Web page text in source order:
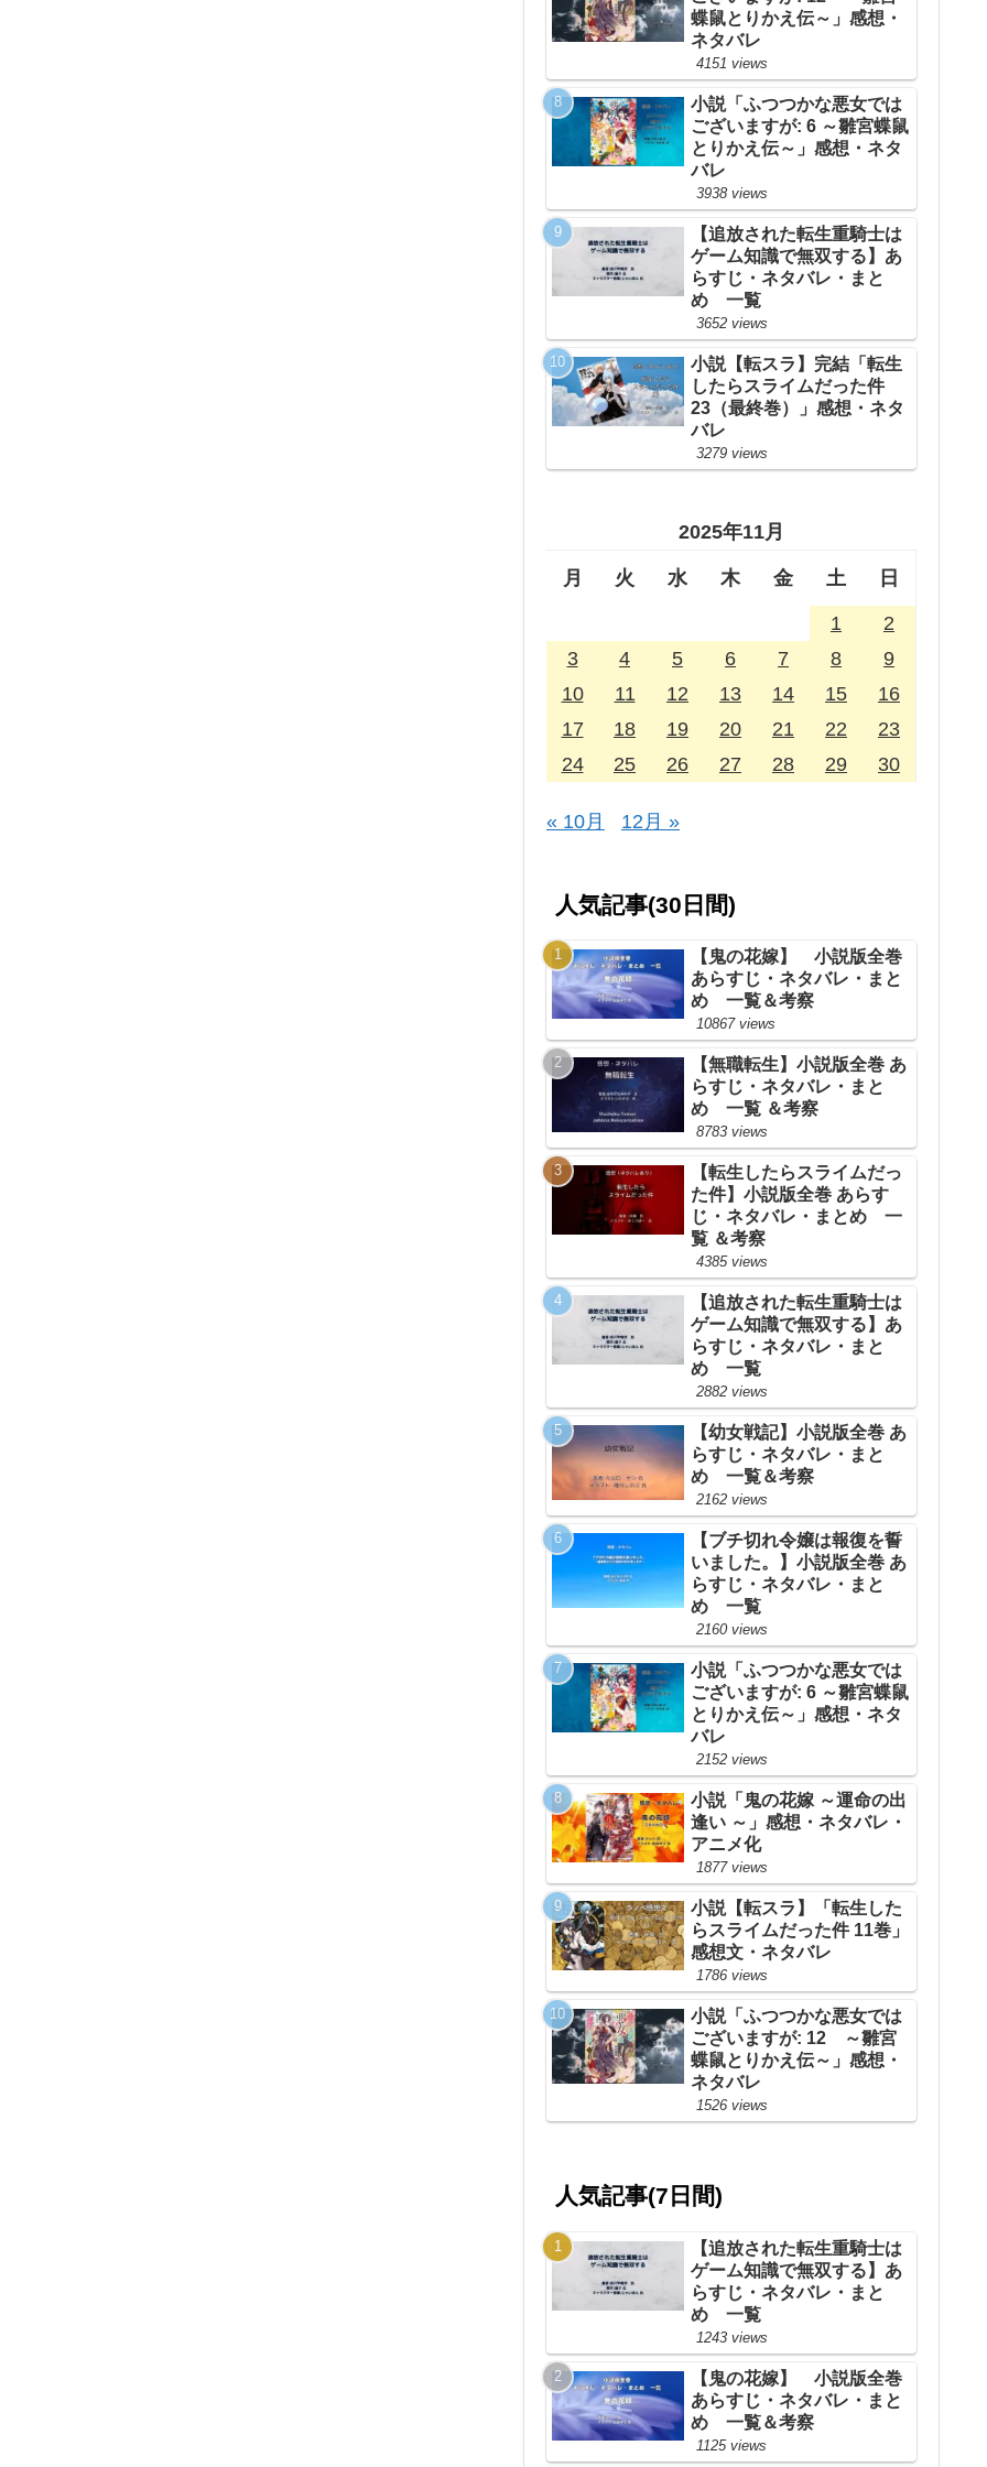
蝶鼠とりかえ伝～」感想・
ネタバレ
4151 views
小説「ふつつかな悪女では
ございますが: 6 ～雛宮蝶鼠
とりかえ伝～」感想・ネタ
バレ
3938 views
【追放された転生重騎士は
ゲーム知識で無双する】あ
らすじ・ネタバレ・まと
め 一覧
3652 views
小説【転スラ】完結「転生
したらスライムだった件
23（最終巻）」感想・ネタ
バレ
3279 views
2025年11月
月 火 水 木 金 土 日
1
2
3
4 5 6 7 8
9
10
11 12 13 14 15
16
17
18 19 20 21 22
23
24
25 26 27 28 29 30
« 10月 12月 »
人気記事(30日間)
【鬼の花嫁】 小説版全巻
あらすじ・ネタバレ・まと
め 一覧＆考察
10867 views
【無職転生】小説版全巻 あ
らすじ・ネタバレ・まと
め 一覧 ＆考察
8783 views
【転生したらスライムだっ
た件】小説版全巻 あらす
じ・ネタバレ・まとめ 一
覧 ＆考察
4385 views
【追放された転生重騎士は
ゲーム知識で無双する】あ
らすじ・ネタバレ・まと
め 一覧
2882 views
【幼女戦記】小説版全巻 あ
らすじ・ネタバレ・まと
め 一覧＆考察
2162 views
【ブチ切れ令嬢は報復を誓
いました。】小説版全巻 あ
らすじ・ネタバレ・まと
め 一覧
2160 views
小説「ふつつかな悪女では
ございますが: 6 ～雛宮蝶鼠
とりかえ伝～」感想・ネタ
バレ
2152 views
小説「鬼の花嫁 ～運命の出
逢い ～」感想・ネタバレ・
アニメ化
1877 views
小説【転スラ】「転生した
らスライムだった件 11巻」
感想文・ネタバレ
1786 views
小説「ふつつかな悪女では
ございますが: 12 ～雛宮
蝶鼠とりかえ伝～」感想・
ネタバレ
1526 views
人気記事(7日間)
【追放された転生重騎士は
ゲーム知識で無双する】あ
らすじ・ネタバレ・まと
め 一覧
1243 views
【鬼の花嫁】 小説版全巻
あらすじ・ネタバレ・まと
め 一覧＆考察
1125 views